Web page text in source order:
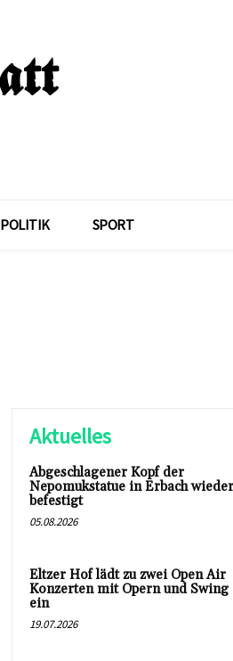
POLITIK SPORT
Aktuelles
Abgeschlagener Kopf der
Nepomukstatue in Erbach wieder
befestigt
05.08.2026
Eltzer Hof lädt zu zwei Open Air
Konzerten mit Opern und Swing
ein
19.07.2026